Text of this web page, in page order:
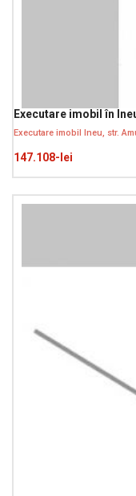
Executare imobil în
Executare imobil Ineu, str.
147.108-lei